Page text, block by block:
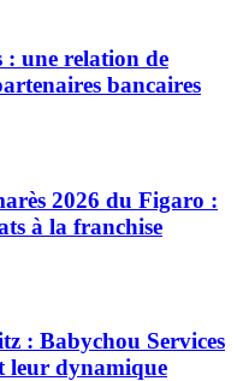
une relation de
bancaires
2026 du Figaro :
à la franchise
: Babychou Services
leur dynamique